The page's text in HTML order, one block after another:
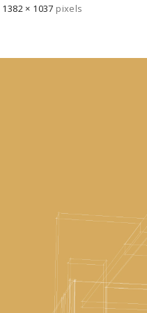
1382 × 1037 pixels